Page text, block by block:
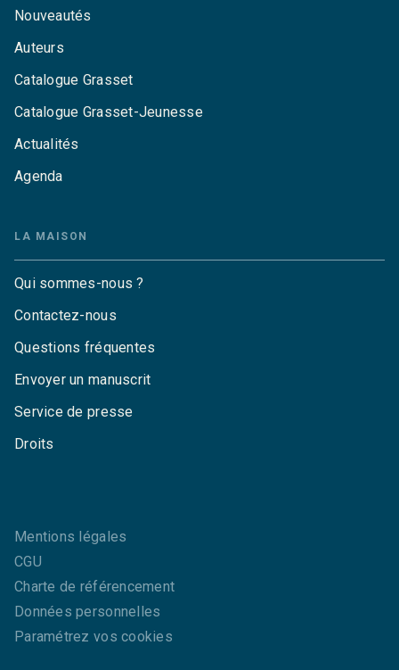
Nouveautés
Auteurs
Catalogue Grasset
Catalogue Grasset-Jeunesse
Actualités
Agenda
LA MAISON
Qui sommes-nous ?
Contactez-nous
Questions fréquentes
Envoyer un manuscrit
Service de presse
Droits
Mentions légales
CGU
Charte de référencement
Données personnelles
Paramétrez vos cookies